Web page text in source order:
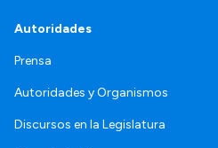
Autoridades
Prensa
Autoridades y Organismos
Discursos en la Legislatura